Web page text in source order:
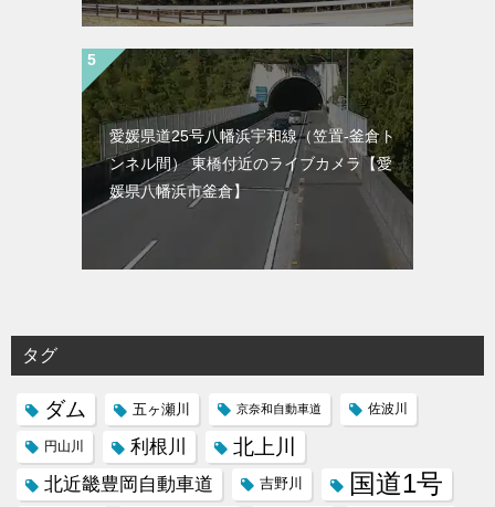
愛媛県道25号八幡浜宇和線（笠置-釜倉ト
ンネル間） 東橋付近のライブカメラ【愛
媛県八幡浜市釜倉】
タグ
ダム 五ヶ瀬川 京奈和自動車道 佐波川
円山川 利根川 北上川
北近畿豊岡自動車道 吉野川 国道1号